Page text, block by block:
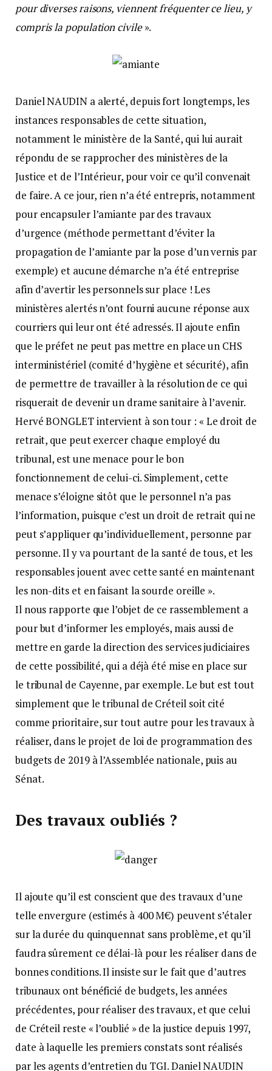
pour diverses raisons, viennent fréquenter ce lieu, y
compris la population civile».
Daniel NAUDIN a alerté, depuis fort longtemps, les
instances responsables de cette situation,
notamment le ministère de la Santé, qui lui aurait
répondu de se rapprocher des ministères de la
Justice et de l’Intérieur, pour voir ce qu’il convenait
de faire. A ce jour, rien n’a été entrepris, notamment
pour encapsuler l’amiante par des travaux
d’urgence (méthode permettant d’éviter la
propagation de l’amiante par la pose d’un vernis par
exemple) et aucune démarche n’a été entreprise
afin d’avertir les personnels sur place ! Les
ministères alertés n’ont fourni aucune réponse aux
courriers qui leur ont été adressés. Il ajoute enfin
que le préfet ne peut pas mettre en place un CHS
interministériel (comité d’hygiène et sécurité), afin
de permettre de travailler à la résolution de ce qui
risquerait de devenir un drame sanitaire à l’avenir.
Hervé BONGLET intervient à son tour : « Le droit de
retrait, que peut exercer chaque employé du
tribunal, est une menace pour le bon
fonctionnement de celui-ci. Simplement, cette
menace s’éloigne sitôt que le personnel n’a pas
l’information, puisque c’est un droit de retrait qui ne
peut s’appliquer qu’individuellement, personne par
personne. Il y va pourtant de la santé de tous, et les
responsables jouent avec cette santé en maintenant
les non-dits et en faisant la sourde oreille ».
Il nous rapporte que l’objet de ce rassemblement a
pour but d’informer les employés, mais aussi de
mettre en garde la direction des services judiciaires
de cette possibilité, qui a déjà été mise en place sur
le tribunal de Cayenne, par exemple. Le but est tout
simplement que le tribunal de Créteil soit cité
comme prioritaire, sur tout autre pour les travaux à
réaliser, dans le projet de loi de programmation des
budgets de 2019 à l’Assemblée nationale, puis au
Sénat.
Des travaux oubliés ?
Il ajoute qu’il est conscient que des travaux d’une
telle envergure (estimés à 400 M€) peuvent s’étaler
sur la durée du quinquennat sans problème, et qu’il
faudra sûrement ce délai-là pour les réaliser dans de
bonnes conditions. Il insiste sur le fait que d’autres
tribunaux ont bénéficié de budgets, les années
précédentes, pour réaliser des travaux, et que celui
de Créteil reste « l’oublié » de la justice depuis 1997,
date à laquelle les premiers constats sont réalisés
par les agents d’entretien du TGI. Daniel NAUDIN